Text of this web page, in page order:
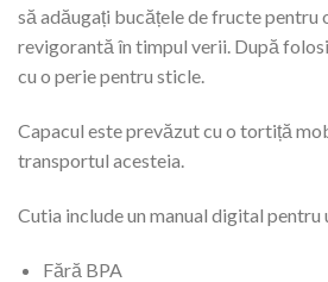
să adăugați bucățele de fructe pentru
revigorantă în timpul verii. După
cu o perie pentru sticle.
Capacul este prevăzut cu o tortiță
transportul acesteia.
Cutia include un manual digital
Fără BPA